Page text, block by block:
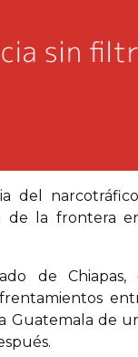
del
la frontera
de
Guatemala de